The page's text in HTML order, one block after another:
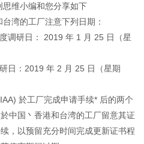
维小编和您分享如下
的工厂注意下列日期：
研日： 2019 年 1 月 25 日（星
：2019 年 2 月 25 日（星期
於工厂完成申请手续* 后的两个
中国丶香港和台湾的工厂留意其证
，以预留充分时间完成更新证书程